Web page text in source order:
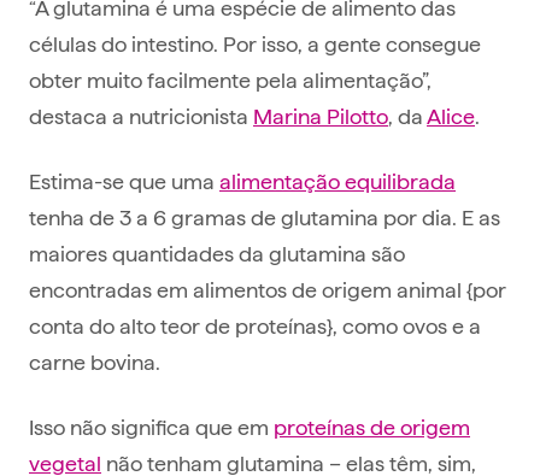
“A glutamina é uma espécie de alimento das
células do intestino. Por isso, a gente consegue
obter muito facilmente pela alimentação”,
destaca a nutricionista Marina Pilotto, daAlice.
Estima-se que uma alimentação equilibrada
tenha de 3 a 6 gramas de glutamina por dia. E as
maiores quantidades da glutamina são
encontradas em alimentos de origem animal {por
conta do alto teor de proteínas}, como ovos e a
carne bovina.
Isso não significa que em proteínas de origem
vegetal não tenham glutamina – elas têm, sim,